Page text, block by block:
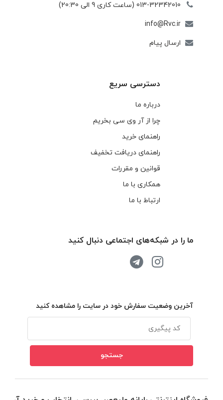
013-32342010 (ساعت کاری 9 الی 20:30)
info@Rvc.ir
ارسال پیام
دسترسی سریع
درباره ما
چرا از آر وی سی بخریم
راهنمای خرید
راهنمای دریافت تخفیف
قوانین و مقررات
همکاری با ما
ارتباط با ما
ما را در شبکه‌های اجتماعی دنبال کنید
آخرین وضعیت سفارش خود در سایت را مشاهده کنید